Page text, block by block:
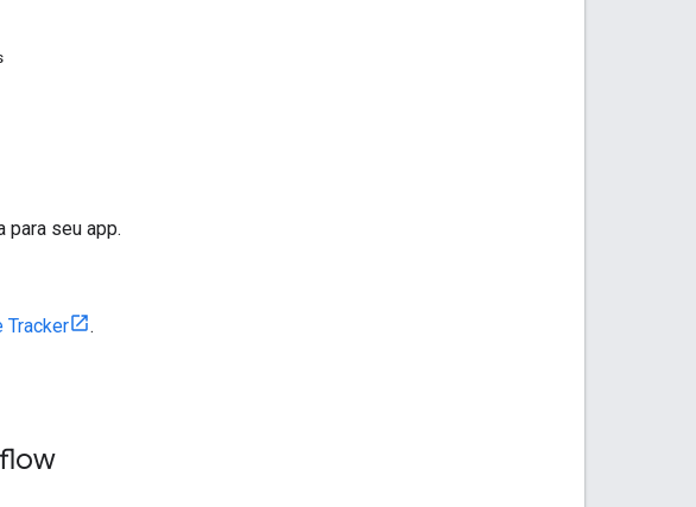
para seu app.
Tracker
.